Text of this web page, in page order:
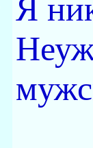
Я